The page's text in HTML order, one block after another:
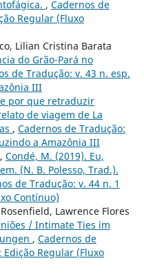
, Cadernos de
Regular (Fluxo
Lilian Cristina Barata
do Grão-Pará no
de Tradução: v. 43 n. esp.
III
por que retraduzir
de viagem de La
, Cadernos de Tradução:
a Amazônia III
Condé, M. (2019). Eu,
(N. B. Polesso, Trad.).
de Tradução: v. 44 n. 1
Contínuo)
Lawrence Flores
/ Intimate Ties im
, Cadernos de
Regular (Fluxo